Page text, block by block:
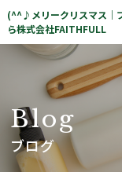
(^^♪メリークリスマス｜
ら株式会社FAITHFULL
Blog
ブログ